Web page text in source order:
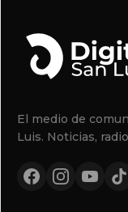
El medio de
Luis. Noticias,